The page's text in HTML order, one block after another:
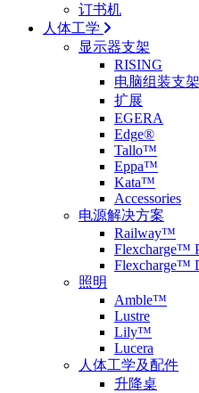
订书机
人体工学
显示器支架
RISING
电脑组装支架
扩展
EGERA
Edge®
Tallo™
Eppa™
Kata™
Accessories
电源解决方案
Railway™
Flexcharge™
Flexcharge™
照明
Amble™
Lustre
Lily™
Lucera
人体工学及配件
升降桌